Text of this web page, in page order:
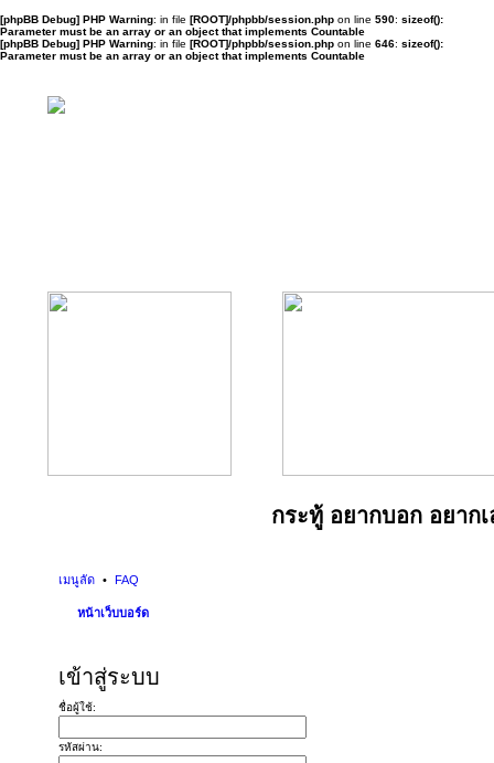
[phpBB Debug] PHP Warning: in file [ROOT]/phpbb/session.php on line 590: sizeof():
Parameter must be an array or an object that implements Countable
[phpBB Debug] PHP Warning: in file [ROOT]/phpbb/session.php on line 646: sizeof():
Parameter must be an array or an object that implements Countable
กระทู้ อยากบอก อยากเ
เมนูลัด FAQ
หน้าเว็บบอร์ด
เข้าสู่ระบบ
ชื่อผู้ใช้:
รหัสผ่าน: